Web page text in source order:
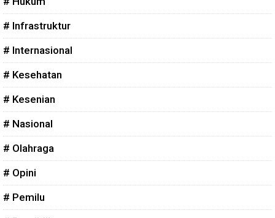
# Infrastruktur
# Internasional
# Kesehatan
# Kesenian
# Nasional
# Olahraga
# Opini
# Pemilu